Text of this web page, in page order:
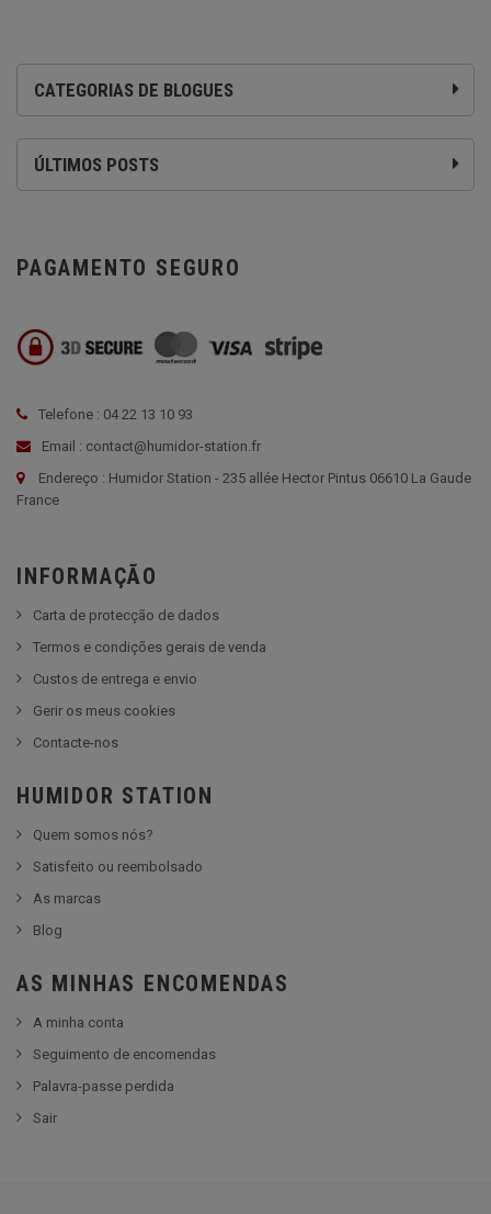
CATEGORIAS DE BLOGUES
ÚLTIMOS POSTS
PAGAMENTO SEGURO
Telefone : 04 22 13 10 93
Email : contact@humidor-station.fr
Endereço : Humidor Station - 235 allée Hector Pintus 06610 La Gaude
France
INFORMAÇÃO
Carta de protecção de dados
Termos e condições gerais de venda
Custos de entrega e envio
Gerir os meus cookies
Contacte-nos
HUMIDOR STATION
Quem somos nós?
Satisfeito ou reembolsado
As marcas
Blog
AS MINHAS ENCOMENDAS
A minha conta
Seguimento de encomendas
Palavra-passe perdida
Sair